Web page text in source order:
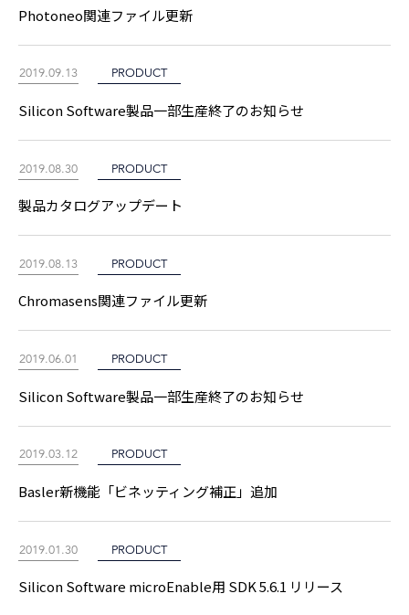
Photoneo関連ファイル更新
2019.09.13 PRODUCT
Silicon Software製品一部生産終了のお知らせ
2019.08.30 PRODUCT
製品カタログアップデート
2019.08.13 PRODUCT
Chromasens関連ファイル更新
2019.06.01 PRODUCT
Silicon Software製品一部生産終了のお知らせ
2019.03.12 PRODUCT
Basler新機能「ビネッティング補正」追加
2019.01.30 PRODUCT
Silicon Software microEnable用 SDK 5.6.1 リリース